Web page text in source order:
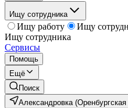
Ищу сотрудника
Ищу работу
Ищу
Ищу сотрудника
Сервисы
Помощь
Ещё
Поиск
Александровка (Оренбургская